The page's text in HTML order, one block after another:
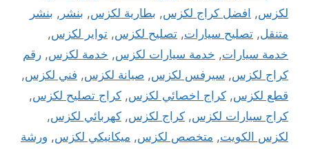
لكزس, افضل كراج لكزس, بطارية لكزس, بنشر , بنشر
متنقل, تصليح سيارات, تصليح لكزس, تواير لكزس,
خدمة سيارات, خدمة سيارات لكزس, خدمة لكزس, رقم
كراج لكزس, سيرفس لكزس, صيانة لكزس, فني لكزس,
قطع لكزس, كراج اخصائي لكزس, كراج تصليح لكزس,
كراج سيارات لكزس, كراج لكزس, كهربائي لكزس,
لكزس الكويت, متخصص لكزس, ميكانيكي لكزس, ورشة